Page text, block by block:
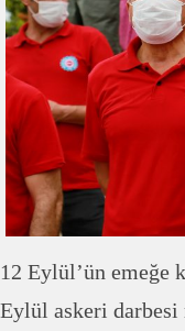
12 Eylül’ün emeğe
Eylül askeri